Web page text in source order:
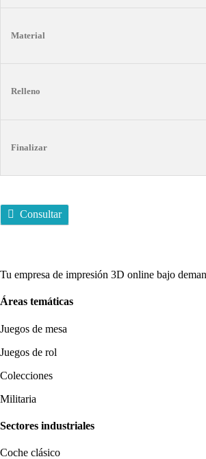
Material
Relleno
Finalizar
Consultar
Tu empresa de impresión 3D online bajo
Áreas temáticas
Juegos de mesa
Juegos de rol
Colecciones
Militaria
Sectores industriales
Coche clásico